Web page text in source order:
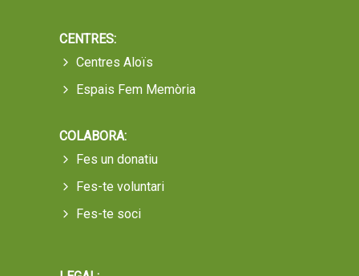
CENTRES:
Centres Aloïs
Espais Fem Memòria
COLABORA:
Fes un donatiu
Fes-te voluntari
Fes-te soci